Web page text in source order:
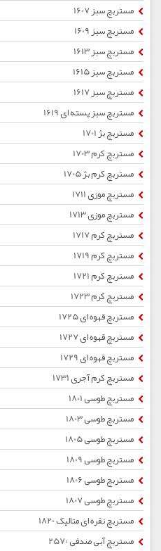
مستربچ سبز 1607
مستربچ سبز 1609
مستربچ سبز 1613
مستربچ سبز 1615
مستربچ سبز 1617
مستربچ سبز پسته ای 1619
مستربچ بژ 1701
مستربچ کرم 1703
مستربچ کرم بژ 1705
مستربچ موزی 1711
مستربچ موزی 1713
مستربچ کرم 1717
مستربچ کرم 1719
مستربچ کرم 1721
مستربچ کرم 1723
مستربچ قهوه ای 1725
مستربچ قهوه ای 1727
مستربچ قهوه ای 1729
مستربچ کرم آجری 1731
مستربچ طوسی 1801
مستربچ طوسی 1803
مستربچ طوسی 1805
مستربچ طوسی 1809
مستربچ طوسی 1806
مستربچ طوسی 1807
مستربچ نقره ای متالیک 1820
مستربچ آبی صدفی 2570